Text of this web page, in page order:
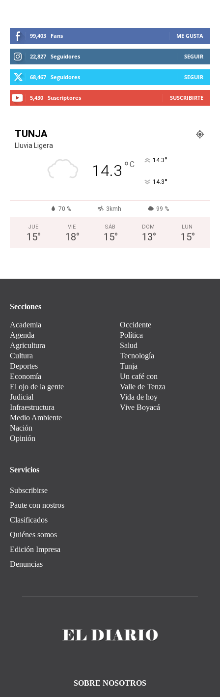
99,403 Fans ME GUSTA
22,827 Seguidores SEGUIR
68,467 Seguidores SEGUIR
5,430 Suscriptores SUSCRIBIRTE
TUNJA
Lluvia Ligera
14.3 °C 14.3°
14.3°
70 % 3kmh 99 %
JUE
15°
VIE
18°
SÁB
15°
DOM
13°
LUN
15°
Secciones
Academia
Agenda
Agricultura
Cultura
Deportes
Economía
El ojo de la gente
Judicial
Infraestructura
Medio Ambiente
Nación
Opinión
Occidente
Política
Salud
Tecnología
Tunja
Un café con
Valle de Tenza
Vida de hoy
Vive Boyacá
Servicios
Subscribirse
Paute con nostros
Clasificados
Quiénes somos
Edición Impresa
Denuncias
SOBRE NOSOTROS